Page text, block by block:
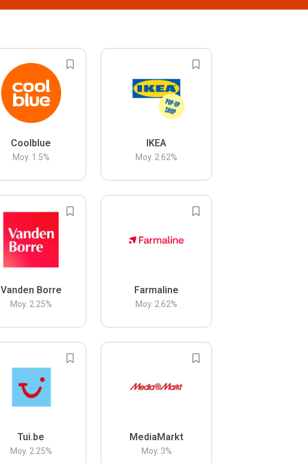
Coolblue
Moy. 1.5%
IKEA
Moy. 2.62%
Vanden Borre
Moy. 2.25%
Farmaline
Moy. 2.62%
Tui.be
Moy. 2.25%
MediaMarkt
Moy. 3%